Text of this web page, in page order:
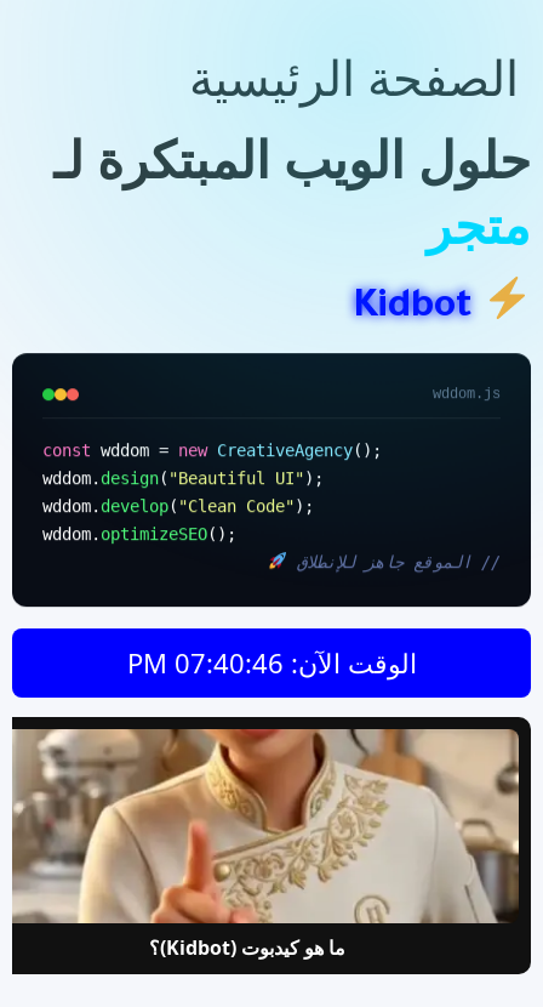
content
الصفحة الرئيسية
حلول الويب المبتكرة لـ
متجرك الرقم
wddom.js
const wddom = new CreativeAgency();
wddom. design ( "Beautiful UI");
wddom. develop ( "Clean Code");
wddom. optimizeSEO
// الموقع جاهز للإنطلاق
الوقت الآن: 07:40:47 PM
ما هو كيدبوت (Kidbot)؟